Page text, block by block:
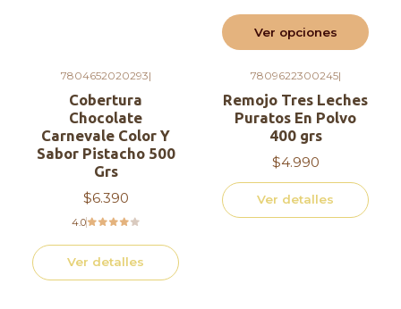
Ver opciones
Agotado
7804652020293|
Cobertura
Chocolate
Carnevale Color Y
Sabor Pistacho 500
Grs
$6.390
4.0
Ver detalles
Agotado
7809622300245|
Remojo Tres Leches
Puratos En Polvo
400 grs
$4.990
Ver detalles